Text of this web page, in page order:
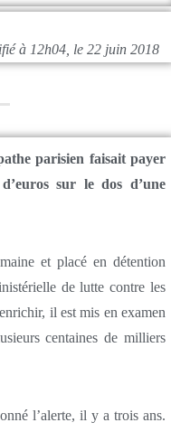
à 12h04, le 22 juin 2018
parisien faisait payer
sur le dos d’une
et placé en détention
de lutte contre les
il est mis en examen
centaines de milliers
l’alerte, il y a trois ans.